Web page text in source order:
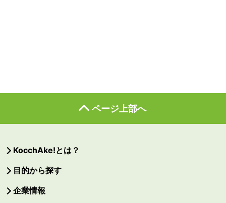
ページ上部へ
KocchAke!とは？
目的から探す
企業情報